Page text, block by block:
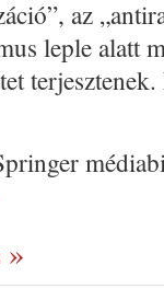
az
leple alatt